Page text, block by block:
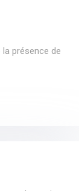
présence de